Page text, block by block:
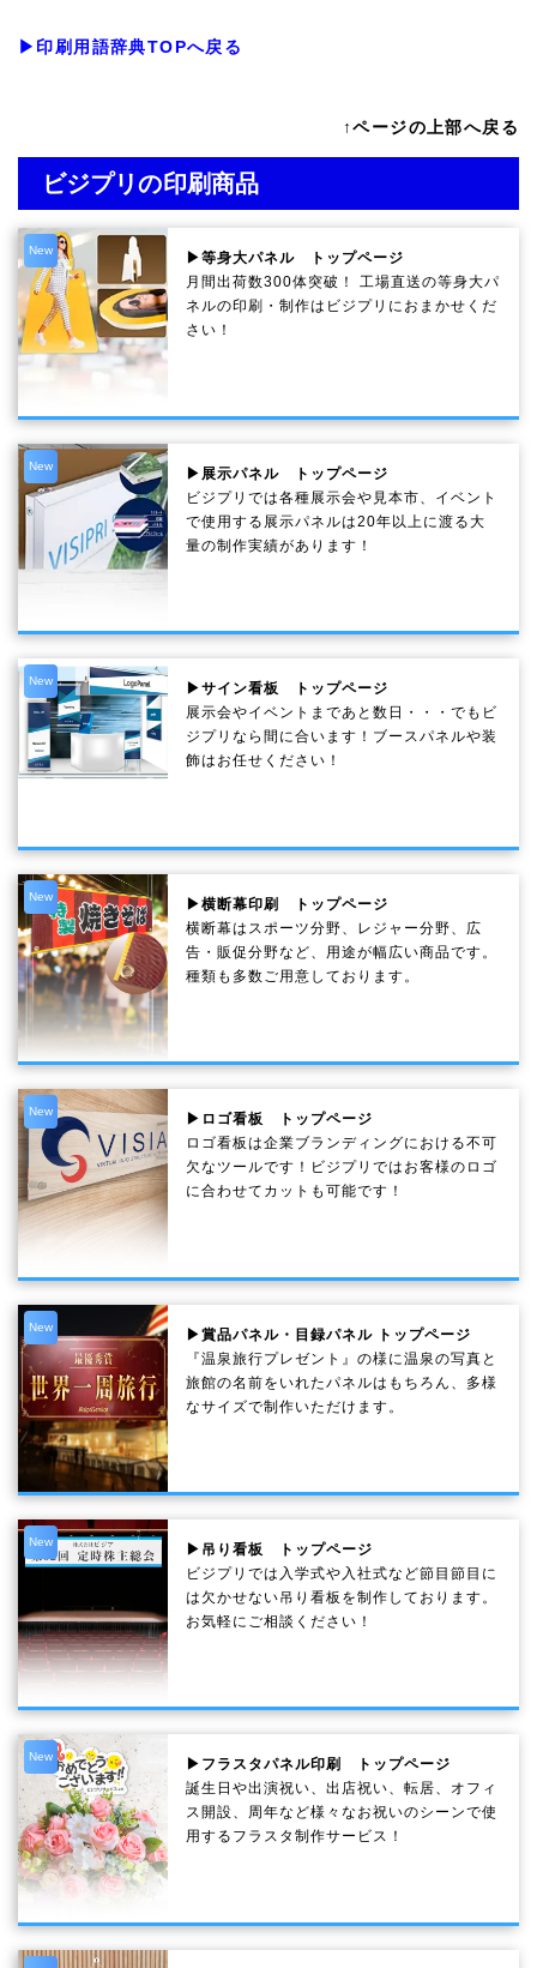
▶印刷用語辞典TOPへ戻る
↑ページの上部へ戻る
ビジプリの印刷商品
New
▶等身大パネル トップページ
月間出荷数300体突破！ 工場直送の等身大パ
ネルの印刷・制作は ビジプリ におまかせくだ
さい！
New
▶展示パネル トップページ
ビジプリでは各種展示会や見本市、イベント
で使用する展示パネルは20年以上に渡る大
量の制作実績があります！
New
▶サイン看板 トップページ
展示会やイベントまであと数日・・・でもビ
ジプリなら間に合います！ブースパネルや装
飾はお任せください！
New
▶横断幕印刷 トップページ
横断幕はスポーツ分野、レジャー分野、広
告・販促分野など、用途が幅広い商品です。
種類も多数ご用意しております。
New
▶ロゴ看板 トップページ
ロゴ看板は企業ブランディングにおける不可
欠なツールです！ビジプリではお客様のロゴ
に合わせてカットも可能です！
New
▶賞品パネル・目録パネル トップページ
『温泉旅行プレゼント』の様に温泉の写真と
旅館の名前をいれたパネルはもちろん、多様
なサイズで制作いただけます。
New
▶吊り看板 トップページ
ビジプリでは入学式や入社式など節目節目に
は欠かせない吊り看板を制作しております。
お気軽にご相談ください！
New
▶フラスタパネル印刷 トップページ
誕生日や出演祝い、出店祝い、転居、オフィ
ス開設、周年など様々なお祝いのシーンで使
用するフラスタ制作サービス！